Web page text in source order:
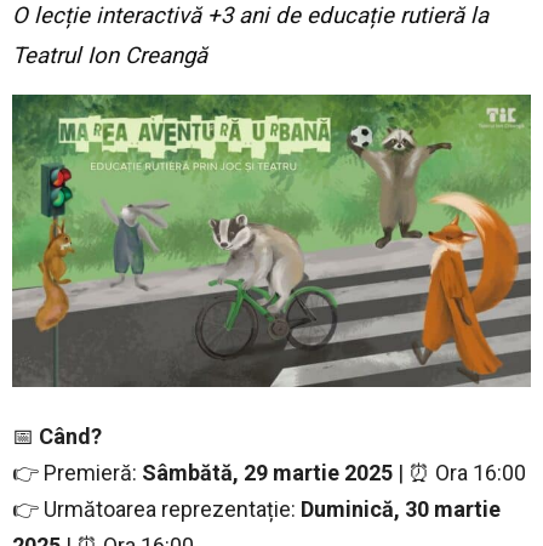
O lecție interactivă +3 ani de educație rutieră la
Teatrul Ion Creangă
📅 Când?
👉 Premieră: Sâmbătă, 29 martie 2025 | ⏰ Ora 16:00
👉 Următoarea reprezentație: Duminică, 30 martie